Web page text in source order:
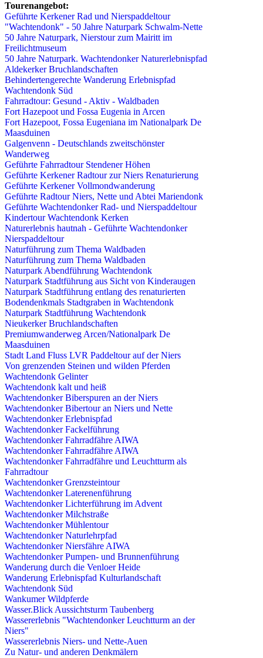
Tourenangebot:
Geführte Kerkener Rad und Nierspaddeltour
"Wachtendonk" - 50 Jahre Naturpark Schwalm-Nette
50 Jahre Naturpark, Nierstour zum Mairitt im
Freilichtmuseum
50 Jahre Naturpark. Wachtendonker Naturerlebnispfad
Aldekerker Bruchlandschaften
Behindertengerechte Wanderung Erlebnispfad
Wachtendonk Süd
Fahrradtour: Gesund - Aktiv - Waldbaden
Fort Hazepoot und Fossa Eugenia in Arcen
Fort Hazepoot, Fossa Eugeniana im Nationalpark De
Maasduinen
Galgenvenn - Deutschlands zweitschönster
Wanderweg
Geführte Fahrradtour Stendener Höhen
Geführte Kerkener Radtour zur Niers Renaturierung
Geführte Kerkener Vollmondwanderung
Geführte Radtour Niers, Nette und Abtei Mariendonk
Geführte Wachtendonker Rad- und Nierspaddeltour
Kindertour Wachtendonk Kerken
Naturerlebnis hautnah - Geführte Wachtendonker
Nierspaddeltour
Naturführung zum Thema Waldbaden
Naturführung zum Thema Waldbaden
Naturpark Abendführung Wachtendonk
Naturpark Stadtführung aus Sicht von Kinderaugen
Naturpark Stadtführung entlang des renaturierten
Bodendenkmals Stadtgraben in Wachtendonk
Naturpark Stadtführung Wachtendonk
Nieukerker Bruchlandschaften
Premiumwanderweg Arcen/Nationalpark De
Maasduinen
Stadt Land Fluss LVR Paddeltour auf der Niers
Von grenzenden Steinen und wilden Pferden
Wachtendonk Gelinter
Wachtendonk kalt und heiß
Wachtendonker Biberspuren an der Niers
Wachtendonker Bibertour an Niers und Nette
Wachtendonker Erlebnispfad
Wachtendonker Fackelführung
Wachtendonker Fahrradfähre AIWA
Wachtendonker Fahrradfähre AIWA
Wachtendonker Fahrradfähre und Leuchtturm als
Fahrradtour
Wachtendonker Grenzsteintour
Wachtendonker Laterenenführung
Wachtendonker Lichterführung im Advent
Wachtendonker Milchstraße
Wachtendonker Mühlentour
Wachtendonker Naturlehrpfad
Wachtendonker Niersfähre AIWA
Wachtendonker Pumpen- und Brunnenführung
Wanderung durch die Venloer Heide
Wanderung Erlebnispfad Kulturlandschaft
Wachtendonk Süd
Wankumer Wildpferde
Wasser.Blick Aussichtsturm Taubenberg
Wassererlebnis "Wachtendonker Leuchtturm an der
Niers"
Wassererlebnis Niers- und Nette-Auen
Zu Natur- und anderen Denkmälern